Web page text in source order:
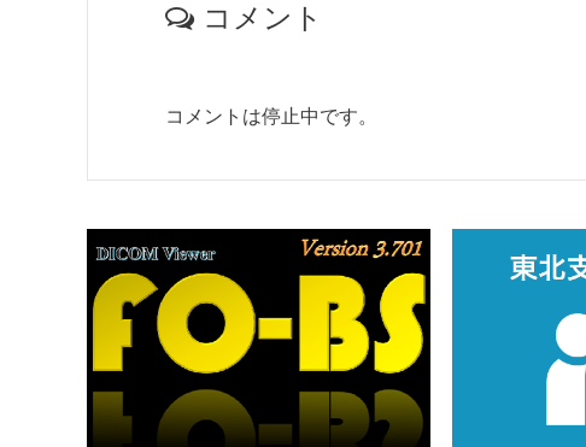
コメント
コメントは停止中です。